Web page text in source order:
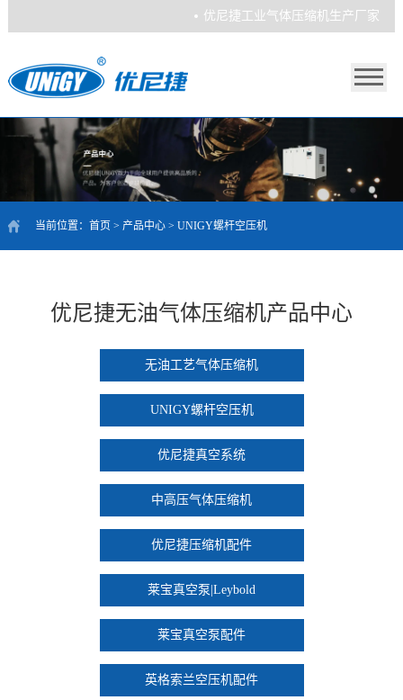
优尼捷工业气体压缩机生产厂家
当前位置： 首页 > 产品中心> UNIGY螺杆空压机
优尼捷无油气体压缩机产品中心
无油工艺气体压缩机
UNIGY螺杆空压机
优尼捷真空系统
中高压气体压缩机
优尼捷压缩机配件
莱宝真空泵|Leybold
莱宝真空泵配件
英格索兰空压机配件